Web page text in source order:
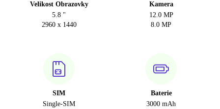
Velikost Obrazovky
5.8 "
2960 x 1440
Kamera
12.0 MP
8.0 MP
SIM
Single-SIM
Baterie
3000 mAh